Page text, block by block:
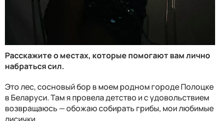
Расскажите о местах, которые помогают вам лично
набраться сил.
Это лес, сосновый бор в моем родном городе Полоцке
в Беларуси. Там я провела детство и с удовольствием
возвращаюсь — обожаю собирать грибы, мои любимые